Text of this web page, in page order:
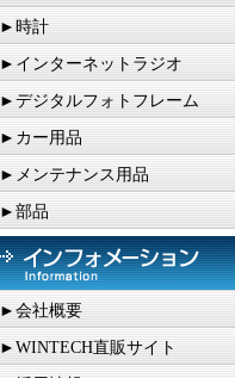
►時計
►インターネットラジオ
►デジタルフォトフレーム
►カー用品
►メンテナンス用品
►部品
►会社概要
►WINTECH直販サイト